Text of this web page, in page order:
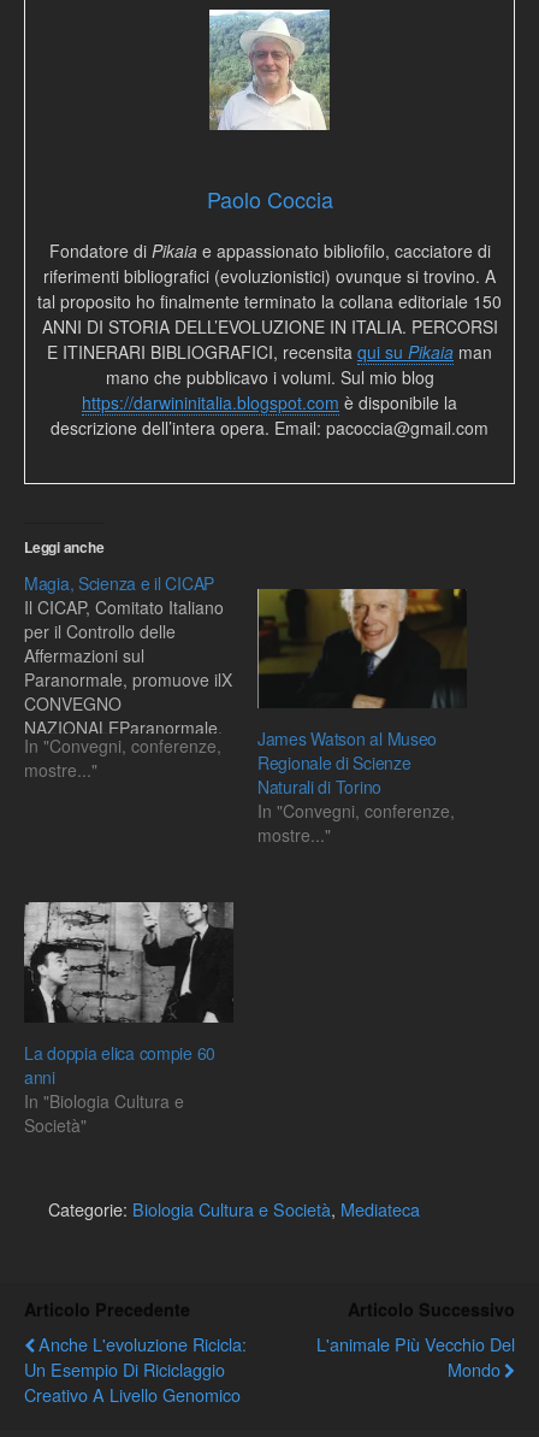
Paolo Coccia
Fondatore di Pikaiae appassionato bibliofilo, cacciatore di
riferimenti bibliografici (evoluzionistici) ovunque si trovino. A
tal proposito ho finalmente terminato la collana editoriale 150
ANNI DI STORIA DELL’EVOLUZIONE IN ITALIA. PERCORSI
E ITINERARI BIBLIOGRAFICI, recensita qui su Pikaia man
mano che pubblicavo i volumi. Sul mio blog
https://darwininitalia.blogspot.com è disponibile la
descrizione dell’intera opera. Email: pacoccia@gmail.com
Leggi anche
Magia, Scienza e il CICAP
Il CICAP, Comitato Italiano
per il Controllo delle
Affermazioni sul
Paranormale, promuove ilX
CONVEGNO
NAZIONALEParanormale,
Watson? Indagini
scientifiche su misteri,
Rickards, docente di
Antropologia Molecolare,
Università degli Studi Tor
Vergata, Roma:
"Generato…
In "Convegni, conferenze,
mostre..."
James Watson al Museo
Regionale di Scienze
Naturali di Torino
In "Convegni, conferenze,
mostre..."
La doppia elica compie 60
anni
In "Biologia Cultura e
Società"
Categorie: Biologia Cultura e Società, Mediateca
Articolo Precedente
Anche L'evoluzione Ricicla:
Un Esempio Di Riciclaggio
Creativo A Livello Genomico
Articolo Successivo
L'animale Più Vecchio Del
Mondo